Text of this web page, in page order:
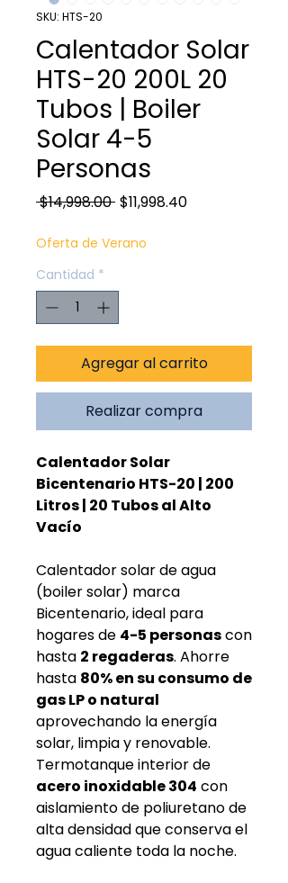
SKU: HTS-20
Calentador Solar
HTS-20 200L 20
Tubos | Boiler
Solar 4-5
Personas
$14,998.00 Precio
$11,998.40Precio
Oferta de Verano
Cantidad *
Agregar al carrito
Realizar compra
Calentador Solar
Bicentenario HTS-20 | 200
Litros | 20 Tubos al Alto
Vacío
Calentador solar de agua
(boiler solar) marca
Bicentenario, ideal para
hogares de 4-5 personascon
hasta 2 regaderas. Ahorre
hasta 80% en su consumo de
gas LP o natural
aprovechando la energía
solar, limpia y renovable.
Termotanque interior de
acero inoxidable 304 con
aislamiento de poliuretano de
alta densidad que conserva el
agua caliente toda la noche.